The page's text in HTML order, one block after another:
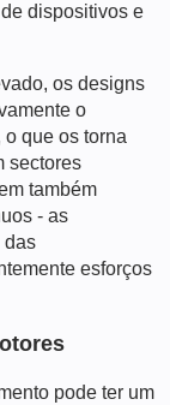
dispositivos e
os designs
o
que os torna
sectores
também
- as
das
esforços
pode ter um